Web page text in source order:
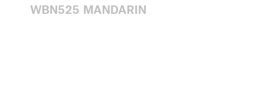
WBN525 MANDARIN